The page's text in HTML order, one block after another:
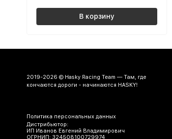
В корзину
2019-2026 © Hasky Racing Team — Там, где
кончаются дороги - начинаются HASKY!
Политика персональных данных
Дистрибьютор:
ИП Иванов Евгений Владимирович
ОГРНИП: 324508100729974